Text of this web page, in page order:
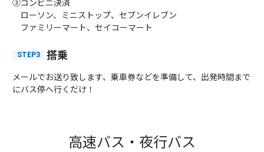
③コンビニ決済
ローソン、ミニストップ、セブンイレブン
ファミリーマート、セイコーマート
STEP3 搭乗
メールでお送り致します、乗車券などを準備して、出発時間まで
にバス停へ行くだけ！
高速バス・夜行バス